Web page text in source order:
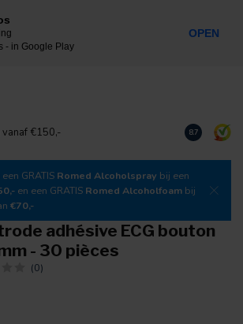
€150,- Téléchargez
8.7
GRATIS Romed Alcoholspray bij een
en een GRATIS Romed Alcoholfoam bij
€70,-
adhésive ECG bouton
- 30 pièces
(0)
- in Google Play
OPEN